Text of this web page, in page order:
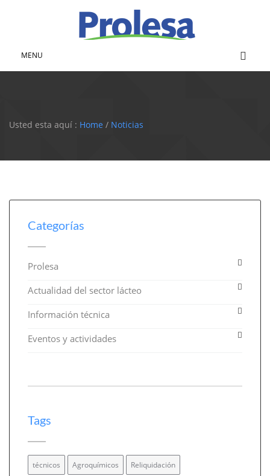
MENU
Usted esta aquí : Home / Noticias
Categorías
Prolesa
Actualidad del sector lácteo
Información técnica
Eventos y actividades
Tags
técnicos Agroquímicos Reliquidación